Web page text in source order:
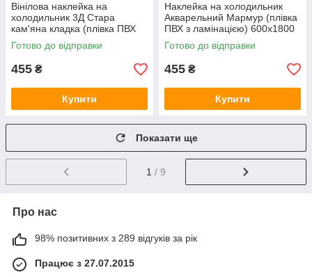
Вінілова наклейка на
холодильник 3Д Стара
кам'яна кладка (плівка ПВХ
фотодрук) 600х1800 мм
Текстури Бежевий
Готово до відправки
455 ₴
Купити
Наклейка на холодильник
Акварельний Мармур (плівка
ПВХ з ламінацією) 600х1800
мм
Готово до відправки
455 ₴
Купити
Показати ще
1 / 9
Про нас
98% позитивних з 289 відгуків за рік
Працює з 27.07.2015